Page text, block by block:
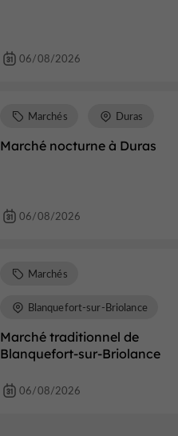
06/08/2026
Marché nocturne à Duras
Marchés Duras
06/08/2026
Marché traditionnel de
Blanquefort-sur-Briolance
Marchés
Blanquefort-sur-Briolance
06/08/2026